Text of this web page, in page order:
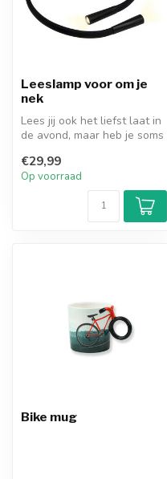
Leeslamp voor om je
nek
Lees jij ook het liefst laat in
de avond, maar heb je soms
€29,99
Op voorraad
Bike mug